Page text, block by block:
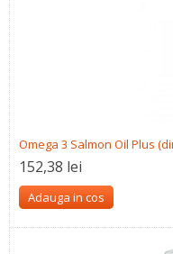
Omega 3 Salmon Oil Plus
152,38 lei
Adauga in cos